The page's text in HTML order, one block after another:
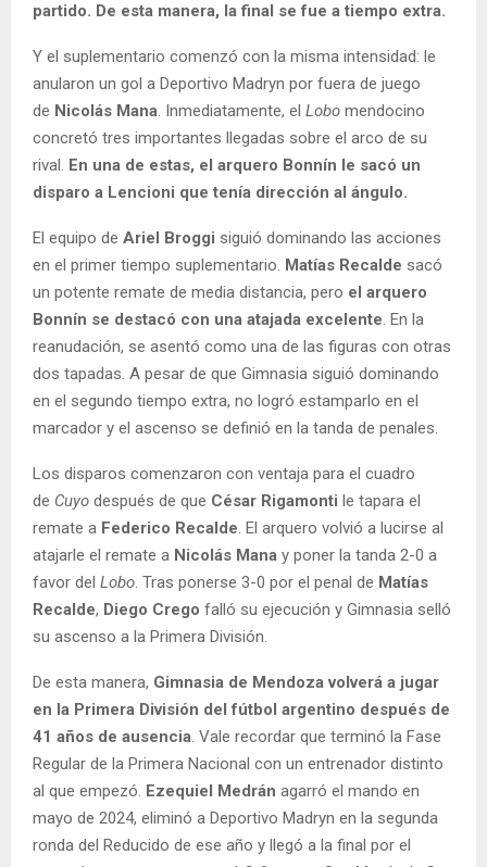
partido. De esta manera, la final se fue a tiempo extra.
Y el suplementario comenzó con la misma intensidad: le
anularon un gol a Deportivo Madryn por fuera de juego
de Nicolás Mana. Inmediatamente, el Lobo mendocino
concretó tres importantes llegadas sobre el arco de su
rival. En una de estas, el arquero Bonnín le sacó un
disparo a Lencioni que tenía dirección al ángulo.
El equipo de Ariel Broggi siguió dominando las acciones
en el primer tiempo suplementario. Matías Recalde sacó
un potente remate de media distancia, pero el arquero
Bonnín se destacó con una atajada excelente. En la
reanudación, se asentó como una de las figuras con otras
dos tapadas. A pesar de que Gimnasia siguió dominando
en el segundo tiempo extra, no logró estamparlo en el
marcador y el ascenso se definió en la tanda de penales.
Los disparos comenzaron con ventaja para el cuadro
de Cuyo después de que César Rigamonti le tapara el
remate a Federico Recalde. El arquero volvió a lucirse al
atajarle el remate a Nicolás Mana y poner la tanda 2-0 a
favor del Lobo. Tras ponerse 3-0 por el penal de Matías
Recalde, Diego Crego falló su ejecución y Gimnasia selló
su ascenso a la Primera División.
De esta manera, Gimnasia de Mendoza volverá a jugar
en la Primera División del fútbol argentino después de
41 años de ausencia. Vale recordar que terminó la Fase
Regular de la Primera Nacional con un entrenador distinto
al que empezó. Ezequiel Medrán agarró el mando en
mayo de 2024, eliminó a Deportivo Madryn en la segunda
ronda del Reducido de ese año y llegó a la final por el